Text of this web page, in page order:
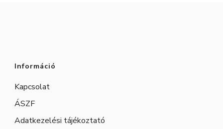
Információ
Kapcsolat
ÁSZF
Adatkezelési tájékoztató